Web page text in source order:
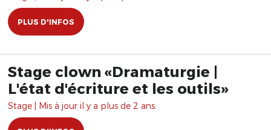
PLUS D'INFOS
Stage clown «Dramaturgie |
L'état d'écriture et les outils»
Stage | Mis à jour il y a plus de 2 ans.